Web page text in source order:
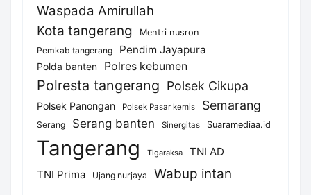
Waspada Amirullah
Kota tangerang
Mentri nusron
Pemkab tangerang
Pendim Jayapura
Polda banten Polres kebumen
Polresta tangerang Polsek Cikupa
Polsek Panongan Polsek Pasar kemis Semarang
Serang Serang banten Sinergitas Suaramediaa.id
Tangerang Tigaraksa
TNI AD
TNI Prima
Ujang nurjaya Wabup intan